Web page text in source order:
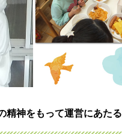
精神をもって運営にあたる